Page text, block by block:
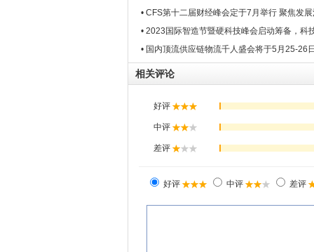
• CFS第十二届财经峰会定于7月举行 聚焦发
• 2023国际智造节暨硬科技峰会启动筹备，科
• 国内顶流供应链物流千人盛会将于5月25-26
相关评论